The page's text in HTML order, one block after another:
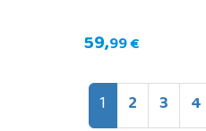
59,99 €
1 2 3 4